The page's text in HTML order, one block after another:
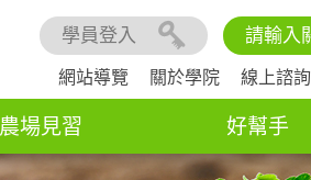
學員登入
網站導覽 關於學院 線上諮詢
農場見習 好幫手